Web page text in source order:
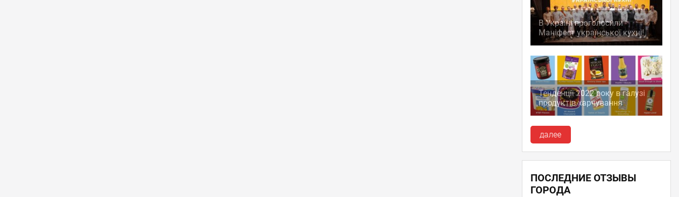
В Україні проголосили
Маніфест української кухні!
Тенденції 2022 року в галузі
продуктів харчування
далее
ПОСЛЕДНИЕ ОТЗЫВЫ
ГОРОДА